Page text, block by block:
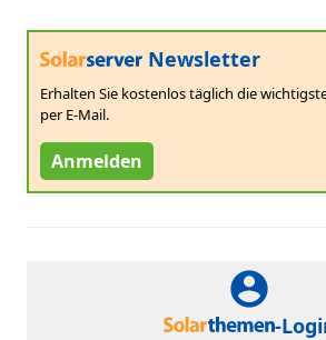
Newsletter
Erhalten Sie kostenlos täglich die
per E-Mail.
Anmelden
-